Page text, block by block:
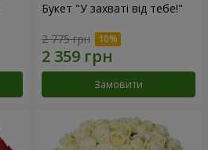
Букет "У захваті від тебе!"
2 775 грн
Замовити